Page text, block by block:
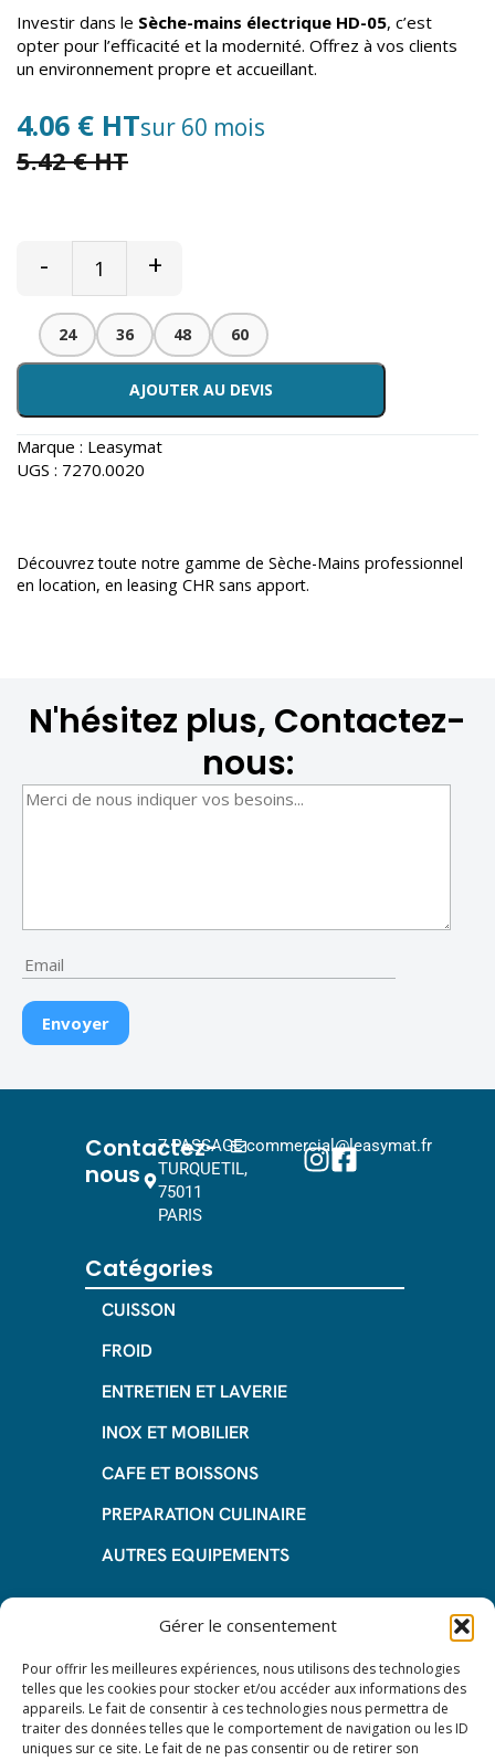
Gérer le consentement
Pour offrir les meilleures expériences, nous utilisons des technologies
telles que les cookies pour stocker et/ou accéder aux informations des
appareils. Le fait de consentir à ces technologies nous permettra de
traiter des données telles que le comportement de navigation ou les ID
uniques sur ce site. Le fait de ne pas consentir ou de retirer son
Investir dans le Sèche-mains électrique HD-05, c’est
opter pour l’efficacité et la modernité. Offrez à vos clients
un environnement propre et accueillant.
4.06 € HTsur 60 mois
5.42 € HT
- +
24 36 48 60
AJOUTER AU DEVIS
Marque : Leasymat
UGS : 7270.0020
Découvrez toute notre gamme de Sèche-Mains professionnel
en location, en leasing CHR sans apport.
N'hésitez plus, Contactez-
nous:
Contactez-
nous
7 PASSAGE
TURQUETIL,
75011
PARIS
commercial@leasymat.fr
Catégories
CUISSON
FROID
ENTRETIEN ET LAVERIE
INOX ET MOBILIER
CAFE ET BOISSONS
PREPARATION CULINAIRE
AUTRES EQUIPEMENTS
Informations
Questions fréquentes
Les avantages de la LOA
Les étapes du leasing de matériel